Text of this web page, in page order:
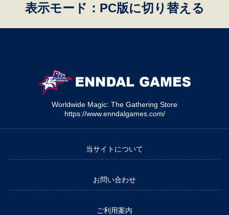
表示モード：PC版に切り替える
Worldwide Magic: The Gathering Store
https://www.enndalgames.com/
当サイトについて
お問い合わせ
ご利用案内